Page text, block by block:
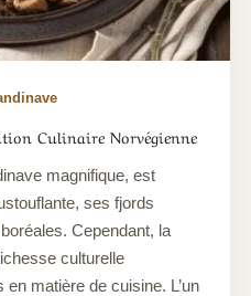
Culinaire Norvégienne
magnifique, est
ses fjords
Cependant, la
culturelle
matière de cuisine. L’un